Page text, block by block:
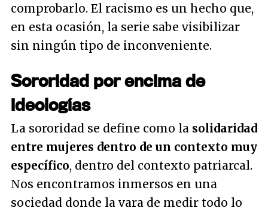
comprobarlo. El racismo es un hecho que,
en esta ocasión, la serie sabe visibilizar
sin ningún tipo de inconveniente.
Sororidad por encima de
ideologías
La sororidad se define como la solidaridad
entre mujeres dentro de un contexto muy
específico, dentro del contexto patriarcal.
Nos encontramos inmersos en una
sociedad donde la vara de medir todo lo